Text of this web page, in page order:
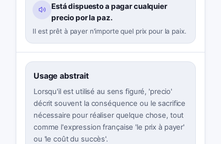
Está dispuesto a pagar cualquier
precio por la paz.
Il est prêt à payer n'importe quel prix pour la paix.
Usage abstrait
Lorsqu'il est utilisé au sens figuré, 'precio'
décrit souvent la conséquence ou le sacrifice
nécessaire pour réaliser quelque chose, tout
comme l'expression française 'le prix à payer'
ou 'le coût du succès'.